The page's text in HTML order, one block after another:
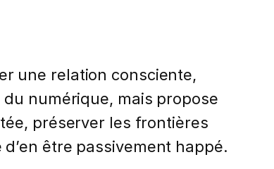
une relation consciente,
numérique, mais propose
préserver les frontières
être passivement happé.